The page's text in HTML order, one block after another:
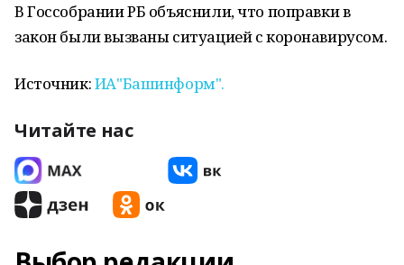
В Госсобрании РБ объяснили, что поправки в
закон были вызваны ситуацией с коронавирусом.
Источник:ИА"Башинформ".
Читайте нас